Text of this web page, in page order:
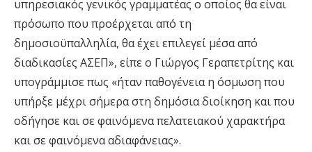
υπηρεσιακός γενικός γραμματέας ο οποίος θα είναι
πρόσωπο που προέρχεται από τη
δημοσιοϋπαλληλία, θα έχει επιλεγεί μέσα από
διαδικασίες ΑΣΕΠ», είπε ο Γιώργος Γεραπετρίτης και
υπογράμμισε πως «ήταν παθογένεια η όσμωση που
υπήρξε μέχρι σήμερα στη δημόσια διοίκηση και που
οδήγησε και σε φαινόμενα πελατειακού χαρακτήρα
και σε φαινόμενα αδιαφάνειας».